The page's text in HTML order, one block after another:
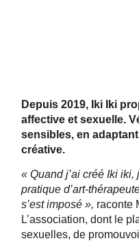
Depuis 2019, Iki Iki
affective et sexuelle.
sensibles, en
créative.
« Quand j’ai créé Iki
pratique d’art-
s’est imposé », raconte
L’association, dont le
sexuelles, de